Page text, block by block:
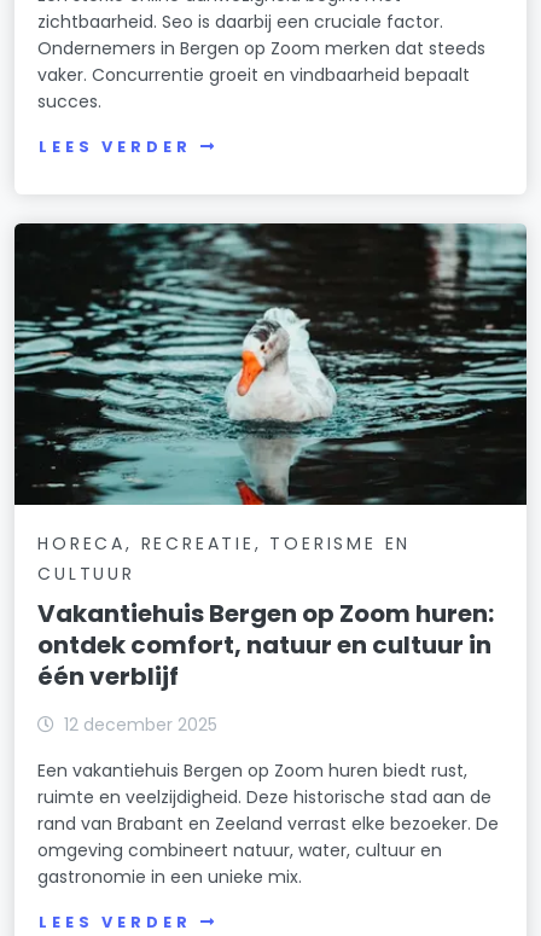
zichtbaarheid. Seo is daarbij een cruciale factor.
Ondernemers in Bergen op Zoom merken dat steeds
vaker. Concurrentie groeit en vindbaarheid bepaalt
succes.
LEES VERDER
HORECA, RECREATIE, TOERISME EN
CULTUUR
Vakantiehuis Bergen op Zoom huren:
ontdek comfort, natuur en cultuur in
één verblijf
12 december 2025
Een vakantiehuis Bergen op Zoom huren biedt rust,
ruimte en veelzijdigheid. Deze historische stad aan de
rand van Brabant en Zeeland verrast elke bezoeker. De
omgeving combineert natuur, water, cultuur en
gastronomie in een unieke mix.
LEES VERDER